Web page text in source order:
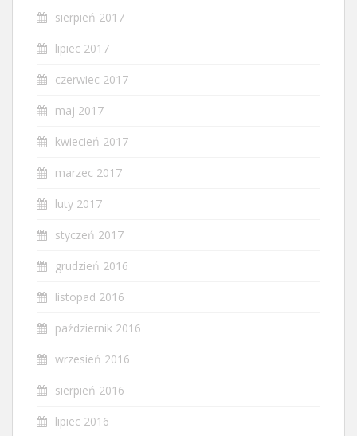
sierpień 2017
lipiec 2017
czerwiec 2017
maj 2017
kwiecień 2017
marzec 2017
luty 2017
styczeń 2017
grudzień 2016
listopad 2016
październik 2016
wrzesień 2016
sierpień 2016
lipiec 2016